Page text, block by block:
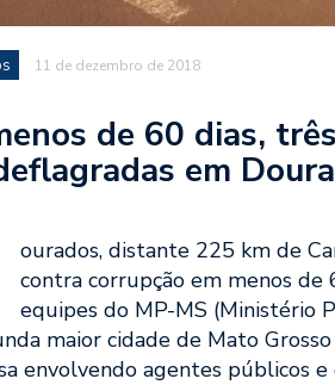
11 de dezembro de 2018
de 60 dias,
em
ourados, distante 225 km de
contra corrupção em menos de
equipes do MP-MS (Ministério
maior cidade de Mato
envolvendo agentes públicos